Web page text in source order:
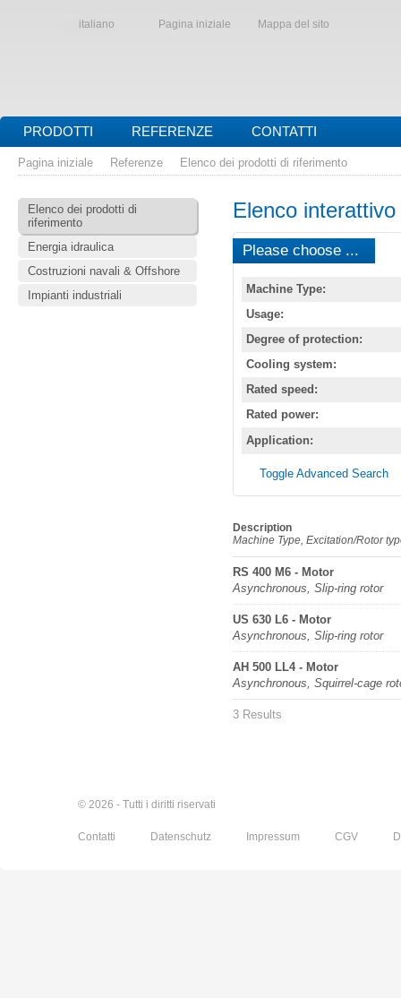
italiano Pagina iniziale Mappa del sito
PRODOTTI REFERENZE CONTATTI
Pagina iniziale Referenze Elenco dei prodotti di riferimento
Elenco dei prodotti di
riferimento
Energia idraulica
Costruzioni navali & Offshore
Impianti industriali
Elenco
Please choose ...
Machine Type:
Usage:
Degree of protection:
Cooling system:
Rated speed:
Rated power:
Application:
Toggle Advanced Search
Description
Machine Type, Excitation/Rotor
RS 400 M6 - Motor
Asynchronous, Slip-ring rotor
US 630 L6 - Motor
Asynchronous, Slip-ring rotor
AH 500 LL4 - Motor
Asynchronous, Squirrel-cage
3 Results
© 2026 - Tutti i diritti riservati
Contatti Datenschutz Impressum CGV